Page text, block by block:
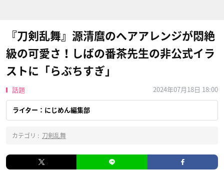
『刀剣乱舞』源清麿のヘアアレンジが悶絶
級の可愛さ！しばの番茶先生の非公式イラ
ストに「らぶちすぎ」
話題 2024年07月18日 18:00
ライター：にじめん編集部
カテゴリ : 刀剣乱舞